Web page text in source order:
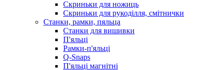
Скриньки для ножиць
Скриньки для рукоділля, смітнички
Станки, рамки, пяльца
Станки для вишивки
П'яльці
Рамки-п'яльці
Q-Snaps
П'яльці магнітні